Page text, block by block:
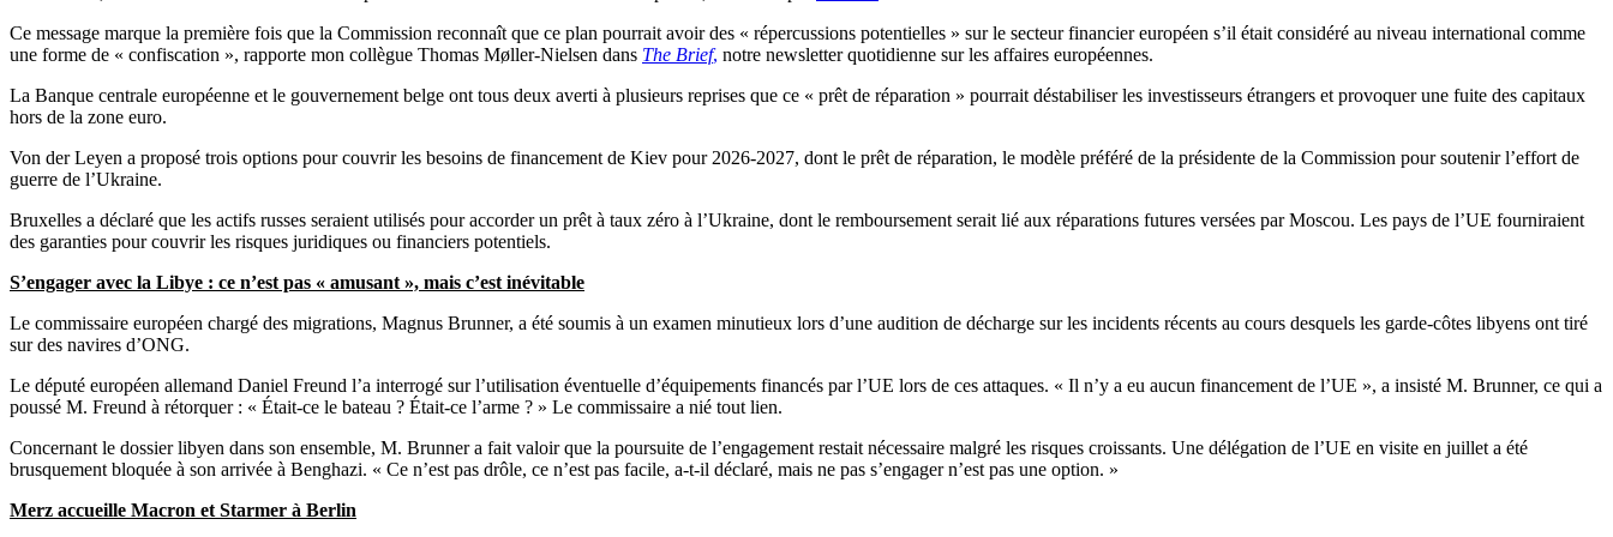
Ce message marque la première fois que la Commission reconnaît que ce plan pourrait avoir des « répercussions potentielles » sur le secteur financier européen s’il était considéré au niveau international comme
une forme de « confiscation », rapporte mon collègue Thomas Møller-Nielsen dans The Brief, notre newsletter quotidienne sur les affaires européennes.
La Banque centrale européenne et le gouvernement belge ont tous deux averti à plusieurs reprises que ce « prêt de réparation » pourrait déstabiliser les investisseurs étrangers et provoquer une fuite des capitaux
hors de la zone euro.
Von der Leyen a proposé trois options pour couvrir les besoins de financement de Kiev pour 2026-2027, dont le prêt de réparation, le modèle préféré de la présidente de la Commission pour soutenir l’effort de
guerre de l’Ukraine.
Bruxelles a déclaré que les actifs russes seraient utilisés pour accorder un prêt à taux zéro à l’Ukraine, dont le remboursement serait lié aux réparations futures versées par Moscou. Les pays de l’UE fourniraient
des garanties pour couvrir les risques juridiques ou financiers potentiels.
S’engager avec la Libye : ce n’est pas « amusant », mais c’est inévitable
Le commissaire européen chargé des migrations, Magnus Brunner, a été soumis à un examen minutieux lors d’une audition de décharge sur les incidents récents au cours desquels les garde-côtes libyens ont tiré
sur des navires d’ONG.
Le député européen allemand Daniel Freund l’a interrogé sur l’utilisation éventuelle d’équipements financés par l’UE lors de ces attaques. « Il n’y a eu aucun financement de l’UE », a insisté M. Brunner, ce qui a
poussé M. Freund à rétorquer : « Était-ce le bateau ? Était-ce l’arme ? » Le commissaire a nié tout lien.
Concernant le dossier libyen dans son ensemble, M. Brunner a fait valoir que la poursuite de l’engagement restait nécessaire malgré les risques croissants. Une délégation de l’UE en visite en juillet a été
brusquement bloquée à son arrivée à Benghazi. « Ce n’est pas drôle, ce n’est pas facile, a-t-il déclaré, mais ne pas s’engager n’est pas une option. »
Merz accueille Macron et Starmer à Berlin